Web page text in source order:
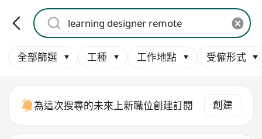
全部篩選 工種 工作地點 受僱形式
為這次搜尋的未來上新職位創建訂閱 創建